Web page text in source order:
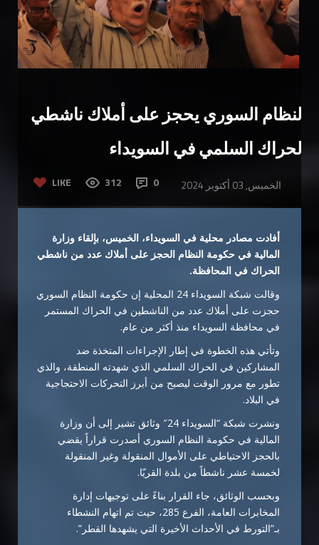
النظام السوري يحجز على أملاك ناشطي
الحراك السلمي في السويداء
LIKE 312 0 الخميس, 03 أكتوبر 2024
أفادت مصادر محلية في السويداء، الخميس، بإلقاء وزارة
المالية في حكومة النظام الحجز على أملاك عدد من ناشطي
الحراك في المحافظة.
وقالت شبكة السويداء 24 المحلية إن حكومة النظام السوري
حجزت على أملاك عدد من الناشطين في الحراك المستمر
في محافظة السويداء منذ أكثر من عام.
وتأتي هذه الخطوة في إطار الإجراءات المتخذة ضد
المشاركين في الحراك السلمي الذي شهدته المنطقة، والذي
تطور مع مرور الوقت ليصبح من أبرز التحركات الاحتجاجية
في البلاد.
ونشرت شبكة “السويداء 24″ وثائق تشير إلى أن وزارة
المالية في حكومة النظام السوري أصدرت قراراً يقضي
بالحجز الاحتياطي على الأموال المنقولة وغير المنقولة
لخمسة عشر ناشطاً من بلدة القريّا.
وبحسب الوثائق، جاء القرار بناءً على توجيهات إدارة
المخابرات العامة، الفرع 285، حيث تم اتهام النشطاء
بـ”التورط في الأحداث الأخيرة التي يشهدها القطر”.